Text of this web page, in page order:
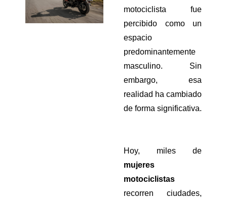
motociclista fue
percibido como un
espacio
predominantemente
masculino. Sin
embargo, esa
realidad ha cambiado
de forma significativa.
mujeres
motociclistas
recorren ciudades,